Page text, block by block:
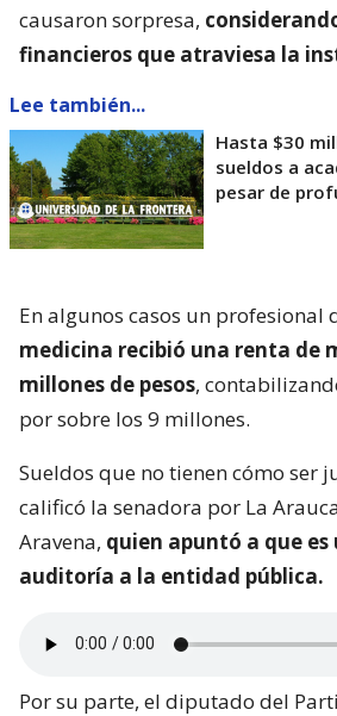
causaron sorpresa,
financieros que atraviesa la
Lee también...
Hasta $30
sueldos a
pesar de
En algunos casos un profesional
medicina recibió una renta de
millones de pesos,
por sobre los 9 millones.
Sueldos que no tienen cómo ser
calificó la senadora por La
Aravena, quien apuntó a que
auditoría a la entidad pública.
Por su parte, el diputado del